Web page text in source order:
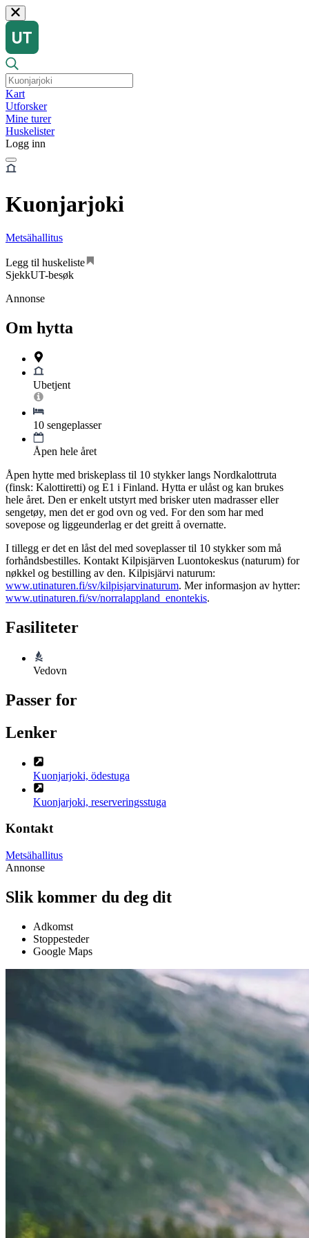
Kart
Utforsker
Mine turer
Huskelister
Logg inn
Kuonjarjoki
Metsähallitus
Legg til huskeliste
SjekkUT-besøk
Annonse
Om hytta
Ubetjent
10 sengeplasser
Åpen hele året
Åpen hytte med briskeplass til 10 stykker langs Nordkalottruta
(finsk: Kalottiretti) og E1 i Finland. Hytta er ulåst og kan brukes
hele året. Den er enkelt utstyrt med brisker uten madrasser eller
sengetøy, men det er god ovn og ved. For den som har med
sovepose og liggeunderlag er det greitt å overnatte.
I tillegg er det en låst del med soveplasser til 10 stykker som må
forhåndsbestilles. Kontakt Kilpisjärven Luontokeskus (naturum) for
nøkkel og bestilling av den. Kilpisjärvi naturum:
www.utinaturen.fi/sv/kilpisjarvinaturum. Mer informasjon av hytter:
www.utinaturen.fi/sv/norralappland_enontekis.
Fasiliteter
Vedovn
Passer for
Lenker
Kuonjarjoki, ödestuga
Kuonjarjoki, reserveringsstuga
Kontakt
Metsähallitus
Annonse
Slik kommer du deg dit
Adkomst
Stoppesteder
Google Maps